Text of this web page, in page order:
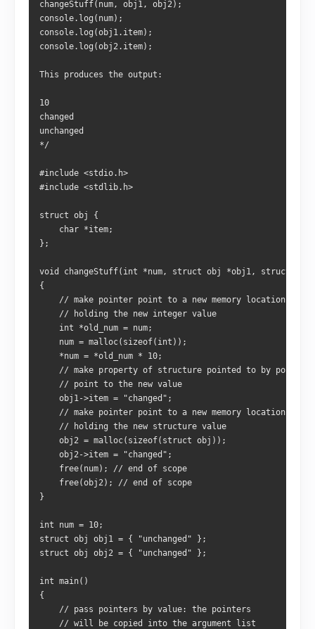
changeStuff(num, obj1, obj2);
console.log(num);
console.log(obj1.item);
console.log(obj2.item);
This produces the output:
10
changed
unchanged
*/
#include <stdio.h>
#include <stdlib.h>
struct obj {
    char *item;
};
void changeStuff(int *num, struct obj *obj1, struct obj
{
    // make pointer point to a new memory location
    // holding the new integer value
    int *old_num = num;
    num = malloc(sizeof(int));
    *num = *old_num * 10;
    // make property of structure pointed to by pointer
    // point to the new value
    obj1->item = "changed";
    // make pointer point to a new memory location
    // holding the new structure value
    obj2 = malloc(sizeof(struct obj));
    obj2->item = "changed";
    free(num); // end of scope
    free(obj2); // end of scope
}
int num = 10;
struct obj obj1 = { "unchanged" };
struct obj obj2 = { "unchanged" };
int main()
{
    // pass pointers by value: the pointers
    // will be copied into the argument list